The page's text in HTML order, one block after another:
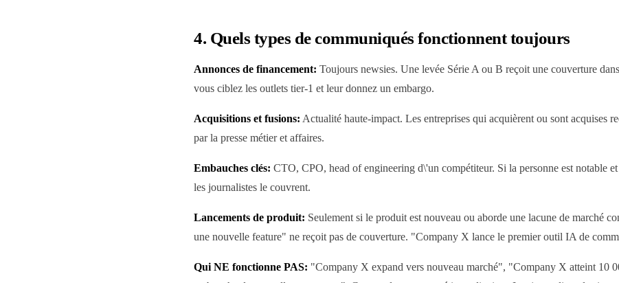
4. Quels types de communiqués fonctionnent toujours
Annonces de financement: Toujours newsies. Une levée Série A ou B reçoit une couverture
vous ciblez les outlets tier-1 et leur donnez un embargo.
Acquisitions et fusions: Actualité haute-impact. Les entreprises qui acquièrent ou sont acquises
par la presse métier et affaires.
Embauches clés: CTO, CPO, head of engineering d\'un compétiteur. Si la personne est notable
les journalistes le couvrent.
Lancements de produit: Seulement si le produit est nouveau ou aborde une lacune de marché
une nouvelle feature" ne reçoit pas de couverture. "Company X lance le premier outil IA de
Qui NE fonctionne PAS: "Company X expand vers nouveau marché", "Company X atteint 10